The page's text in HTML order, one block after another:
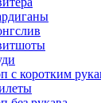
с коротким